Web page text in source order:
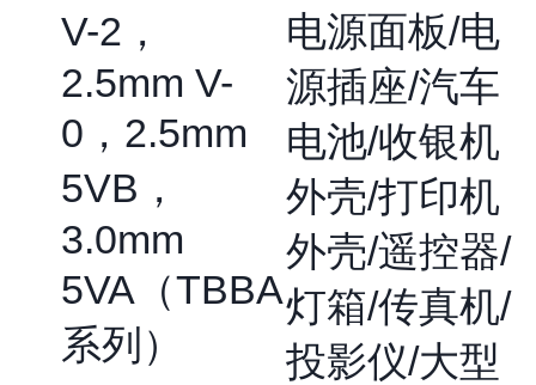
V-2，
2.5mm V-
0，2.5mm
5VB，
3.0mm
5VA（TBBA
系列）
电源面板/电
源插座/汽车
电池/收银机
外壳/打印机
外壳/遥控器/
灯箱/传真机/
投影仪/大型